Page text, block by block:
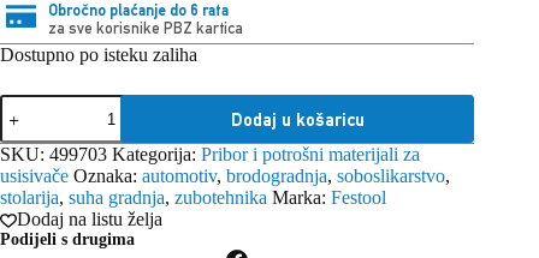
Obročno plaćanje do 6 rata
za sve korisnike PBZ kartica
Dostupno po isteku zaliha
Festool
trajna
filter
vrećica
FIS-
CTL
MINI
količina
Dodaj u košaricu
SKU: 499703 Kategorija: Pribor i potrošni materijali za
usisivače Oznaka: automotiv, brodogradnja, soboslikarstvo,
stolarija, suha gradnja, zubotehnika Marka: Festool
Dodaj na listu želja
Podijeli s drugima